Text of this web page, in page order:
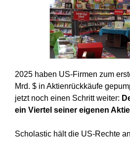
2025 haben US-Firmen zum
Mrd. $ in Aktienrückkäufe
jetzt noch einen Schritt weiter:
ein Viertel seiner eigenen
Scholastic hält die US-Rechte